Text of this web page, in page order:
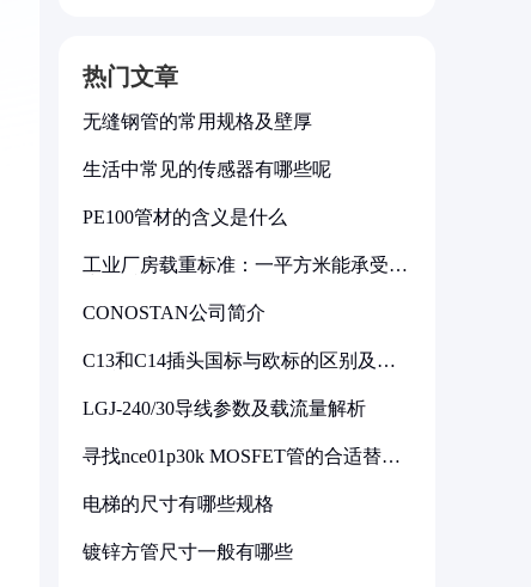
热门文章
无缝钢管的常用规格及壁厚
生活中常见的传感器有哪些呢
PE100管材的含义是什么
工业厂房载重标准：一平方米能承受多
CONOSTAN公司简介
C13和C14插头国标与欧标的区别及其
LGJ-240/30导线参数及载流量解析
寻找nce01p30k MOSFET管的合适替代
电梯的尺寸有哪些规格
镀锌方管尺寸一般有哪些